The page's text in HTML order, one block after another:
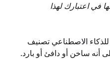
في اعتبارك لهذا
الاصطناعي تصنيف
أنه ساخن أو دافئ أو بارد.